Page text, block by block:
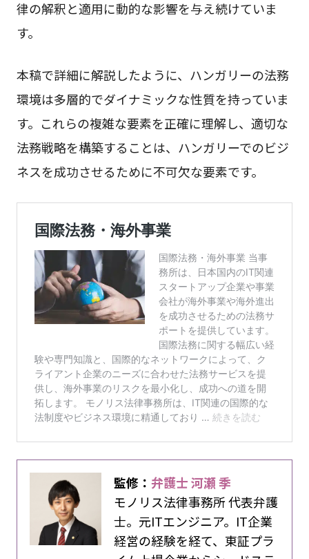
律の解釈と適用に動的な影響を与え続けていま
す。
本稿で詳細に解説したように、ハンガリーの法務
環境は多層的でダイナミックな性質を持っていま
す。これらの複雑な要素を正確に理解し、適切な
法務戦略を構築することは、ハンガリーでのビジ
ネスを成功させるために不可欠な要素です。
監修：弁護士 河瀬 季
モノリス法律事務所 代表弁護
士。元ITエンジニア。IT企業
経営の経験を経て、東証プラ